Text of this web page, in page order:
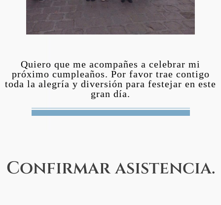
Quiero que me acompañes a celebrar mi
próximo cumpleaños. Por favor trae contigo
toda la alegría y diversión para festejar en este
gran día.
Confirmar asistencia.